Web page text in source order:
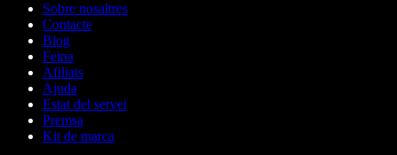
Sobre nosaltres
Contacte
Blog
Feina
Afiliats
Ajuda
Estat del servei
Premsa
Kit de marca